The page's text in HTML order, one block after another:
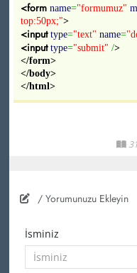
<form name="formumuz"
top:50px;">
<input type="text" name=
<input type="submit" />
</form>
</body>
</html>
/ Yorumunuzu Ekleyin
İsminiz